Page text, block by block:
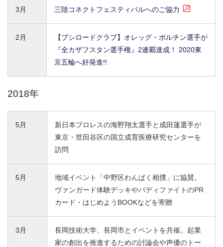
3月 三陸コネクトフェスティバルへのご協力
2月
【ブシロードクラブ】オレッグ・ボルチン選手が
『全カザフスタン選手権』2連覇達成！ 2020東
京五輪へ好発進!!
2018年
5月
新日本プロレスの海野翔太選手と成田蓮選手が
東京・世田谷区の国立成育医療研究センターを
訪問
5月
地域イベント「中野区わんぱく相撲」に協賛。
ヴァンガード体験デッキやバディファイトのPR
カード・はじめようBOOKなどを寄贈
3月
長岡技術大学、長岡市とイベントを共催。起業
家の創出を推進するための討論会や声優のトー